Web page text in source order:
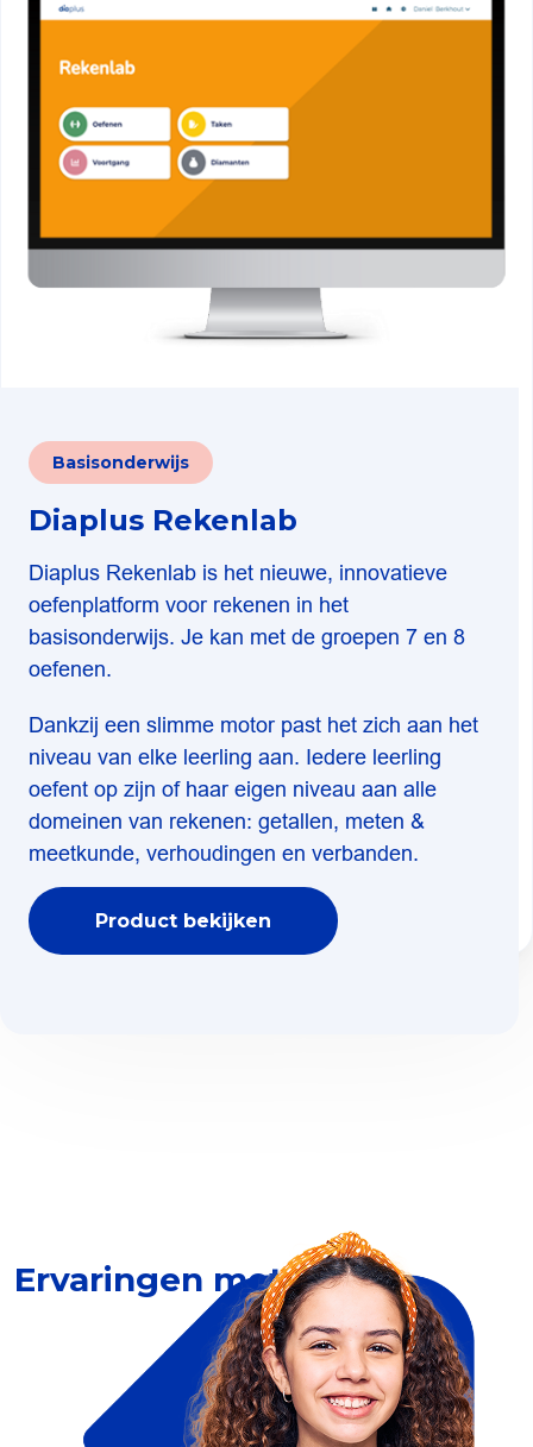
Basisonderwijs
Diaplus Rekenlab
Diaplus Rekenlab is het nieuwe, innovatieve
oefenplatform voor rekenen in het
basisonderwijs. Je kan met de groepen 7 en 8
oefenen.
Dankzij een slimme motor past het zich aan het
niveau van elke leerling aan. Iedere leerling
oefent op zijn of haar eigen niveau aan alle
domeinen van rekenen: getallen, meten &
meetkunde, verhoudingen en verbanden.
Product bekijken
Ervaringen met Dia